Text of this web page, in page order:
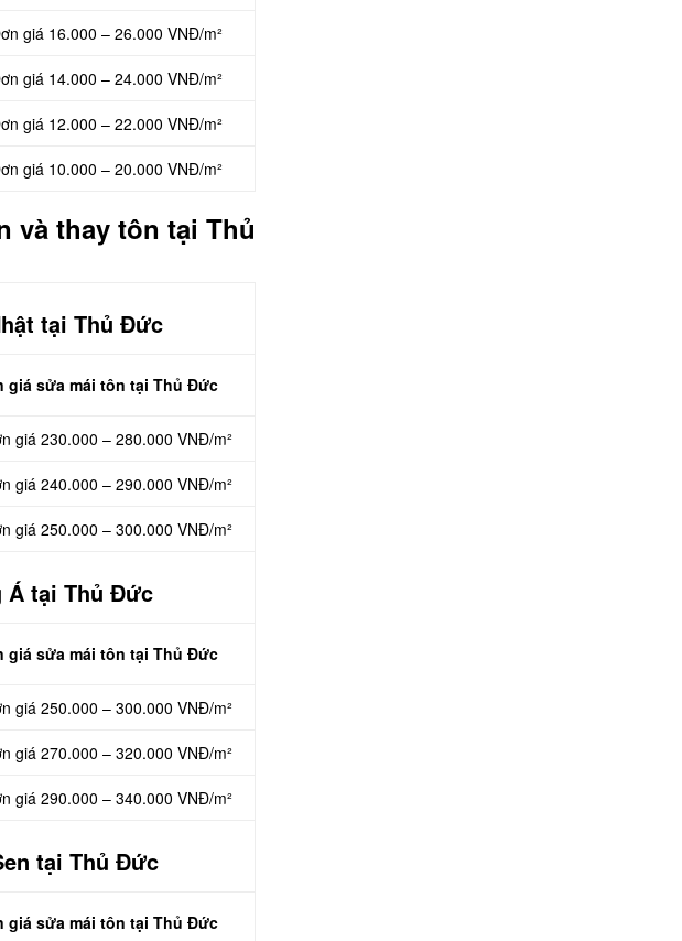
giá 16.000 – 26.000 VNĐ/m²
giá 14.000 – 24.000 VNĐ/m²
giá 12.000 – 22.000 VNĐ/m²
giá 10.000 – 20.000 VNĐ/m²
và thay tôn tại Thủ
tại Thủ Đức
giá sửa mái tôn tại Thủ Đức
giá 230.000 – 280.000 VNĐ/m²
giá 240.000 – 290.000 VNĐ/m²
giá 250.000 – 300.000 VNĐ/m²
Á tại Thủ Đức
giá sửa mái tôn tại Thủ Đức
giá 250.000 – 300.000 VNĐ/m²
giá 270.000 – 320.000 VNĐ/m²
giá 290.000 – 340.000 VNĐ/m²
tại Thủ Đức
giá sửa mái tôn tại Thủ Đức